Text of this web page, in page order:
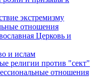
экстремизму
отношения
Церковь и
и ислам
религии против "сект"
отношения